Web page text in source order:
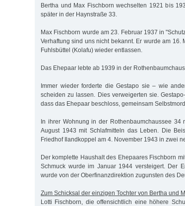
Bertha und Max Fischborn wechselten 1921 bis
später in der Haynstraße 33.
Max Fischborn wurde am 23. Februar 1937 in
Verhaftung sind uns nicht bekannt. Er wurde am
Fuhlsbüttel (Kolafu) wieder entlassen.
Das Ehepaar lebte ab 1939 in der
Immer wieder forderte die Gestapo sie – wie
scheiden zu lassen. Dies verweigerten sie.
dass das Ehepaar beschloss, gemeinsam
In ihrer Wohnung in der Rothenbaumchaussee 34
August 1943 mit Schlafmitteln das Leben. Die
Friedhof Ilandkoppel am 4. November 1943 in zwei
Der komplette Haushalt des Ehepaares Fischborn
Schmuck wurde im Januar 1944 versteigert. Der
wurde von der Oberfinanzdirektion zugunsten des
Zum Schicksal der einzigen Tochter von Bertha und
Lotti Fischborn, die offensichtlich eine höhere